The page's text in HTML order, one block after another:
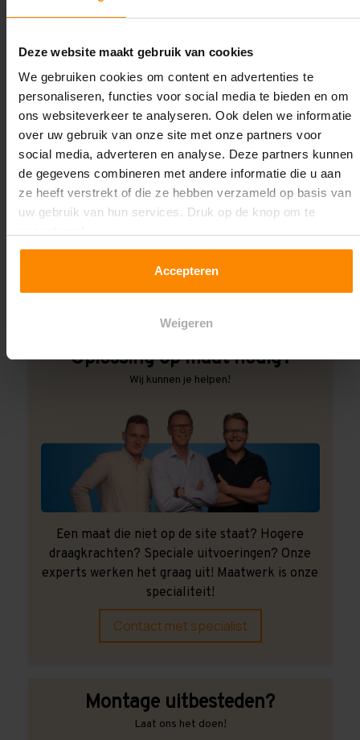
Deze website maakt gebruik van cookies
We gebruiken cookies om content en advertenties te
personaliseren, functies voor social media te bieden en om
ons websiteverkeer te analyseren. Ook delen we informatie
over uw gebruik van onze site met onze partners voor
social media, adverteren en analyse. Deze partners kunnen
de gegevens combineren met andere informatie die u aan
ze heeft verstrekt of die ze hebben verzameld op basis van
uw gebruik van hun services. Druk op de knop om te
Accepteren
Weigeren
Liggerlengte:
2.700 mm
Aantal niveaus:
3
Kleur staanders:
Blauw
Draagkracht per liggerniveau:
Maximale jukbelasting:
Oplossing op maat nodig?
Wij kunnen je helpen!
Een maat die niet op de site staat? Hogere
draagkrachten? Speciale uitvoeringen? Onze
experts werken het graag uit! Maatwerk is onze
specialiteit!
Contact met specialist
Montage uitbesteden?
Laat ons het doen!